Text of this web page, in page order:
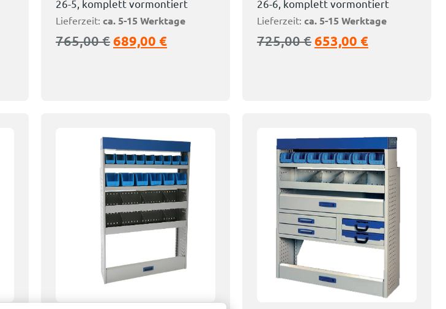
26-5, komplett vormontiert
Lieferzeit: ca. 5-15 Werktage
765,00€689,00 €
26-6, komplett vormontiert
Lieferzeit: ca. 5-15 Werktage
725,00€653,00 €